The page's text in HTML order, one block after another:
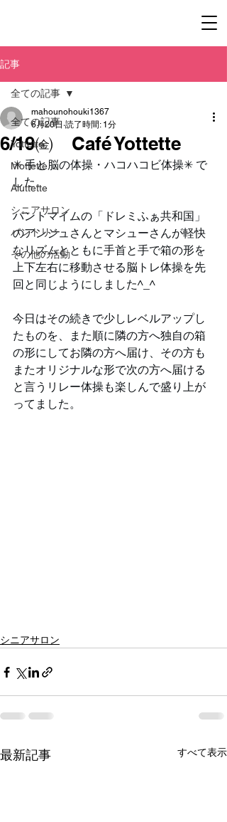
記事
全ての記事
Yottette
Mottette
Aluttette
シニアサロン
パントリー
その他の活動
全ての記事
6/19㈮ Café Yottette
mahounohouki1367
6月20日 読了時間: 1分
✳︎ 手と脳の体操・ハコハコビ体操✳︎ で
した。
パントマイムの「ドレミふぁ共和国」
のアンジュさんとマシューさんが軽快
なリズムとともに手首と手で箱の形を
上下左右に移動させる脳トレ体操を先
回と同じようにしました^_^
今日はその続きで少しレベルアップし
たものを、また順に隣の方へ独自の箱
の形にしてお隣の方へ届け、その方も
またオリジナルな形で次の方へ届ける
と言うリレー体操も楽しんで盛り上が
ってました。
シニアサロン
最新記事 すべて表示